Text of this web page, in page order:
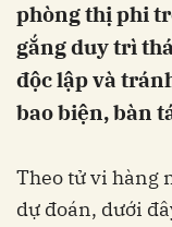
phòng thị phi
gắng duy trì
độc lập và
bao biện, bàn
Theo tử vi hàng
dự đoán, dưới